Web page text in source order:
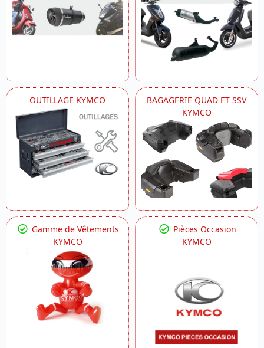
OUTILLAGE KYMCO
BAGAGERIE QUAD ET SSV
KYMCO
Gamme de Vêtements
KYMCO
Pièces Occasion
KYMCO